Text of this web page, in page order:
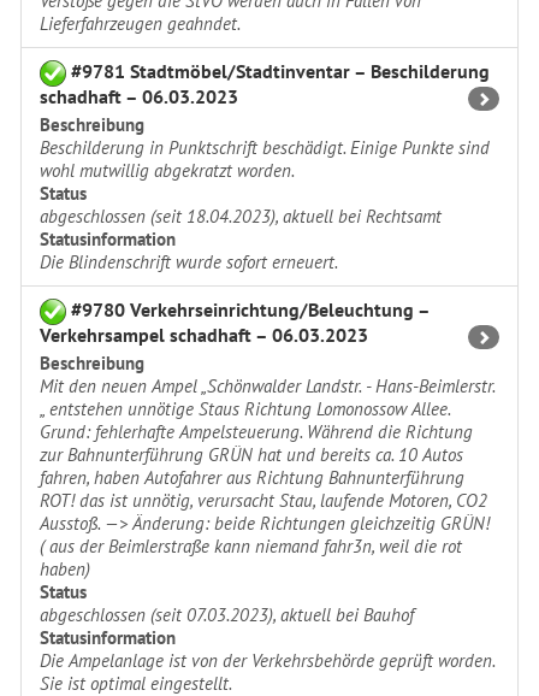
Lieferfahrzeugen geahndet.
#9781 Stadtmöbel/Stadtinventar – Beschilderung
schadhaft – 06.03.2023
Beschreibung
Beschilderung in Punktschrift beschädigt. Einige Punkte sind
wohl mutwillig abgekratzt worden.
Status
abgeschlossen (seit 18.04.2023), aktuell bei Rechtsamt
Statusinformation
Die Blindenschrift wurde sofort erneuert.
#9780 Verkehrseinrichtung/Beleuchtung –
Verkehrsampel schadhaft – 06.03.2023
Beschreibung
Mit den neuen Ampel „Schönwalder Landstr. - Hans-Beimlerstr.
„ entstehen unnötige Staus Richtung Lomonossow Allee.
Grund: fehlerhafte Ampelsteuerung. Während die Richtung
zur Bahnunterführung GRÜN hat und bereits ca. 10 Autos
fahren, haben Autofahrer aus Richtung Bahnunterführung
ROT! das ist unnötig, verursacht Stau, laufende Motoren, CO2
Ausstoß. —> Änderung: beide Richtungen gleichzeitig GRÜN!
( aus der Beimlerstraße kann niemand fahr3n, weil die rot
haben)
Status
abgeschlossen (seit 07.03.2023), aktuell bei Bauhof
Statusinformation
Die Ampelanlage ist von der Verkehrsbehörde geprüft worden.
Sie ist optimal eingestellt.